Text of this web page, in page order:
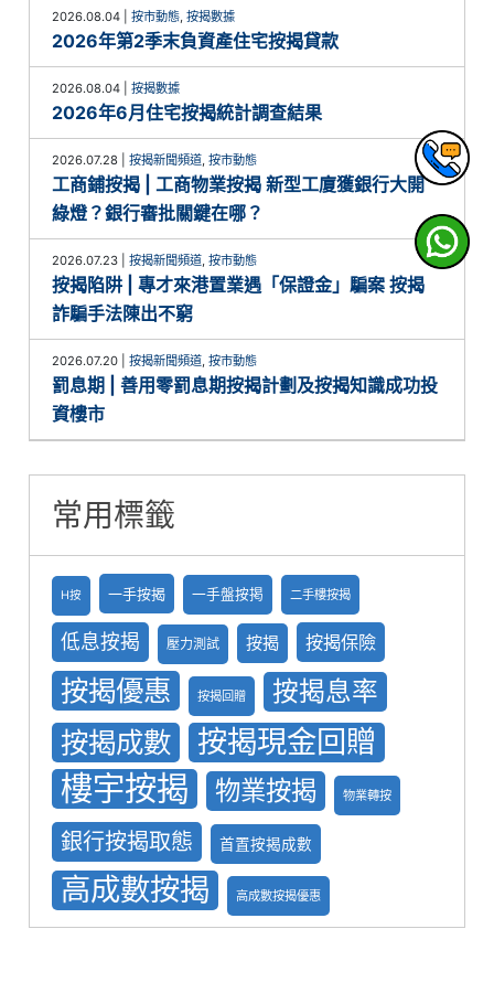
2026.08.04 |按市動態,按揭數據
2026年第2季末負資產住宅按揭貸款
2026.08.04 |按揭數據
2026年6月住宅按揭統計調查結果
2026.07.28 |按揭新聞頻道,按市動態
工商鋪按揭 | 工商物業按揭 新型工廈獲銀行大開
綠燈？銀行審批關鍵在哪？
2026.07.23 |按揭新聞頻道,按市動態
按揭陷阱 | 專才來港置業遇「保證金」騙案 按揭
詐騙手法陳出不窮
2026.07.20 |按揭新聞頻道,按市動態
罰息期 | 善用零罰息期按揭計劃及按揭知識成功投
資樓市
常用標籤
H按 一手按揭 一手盤按掲 二手樓按揭
低息按揭 壓力測試 按揭 按揭保險
按揭優惠 按揭回贈 按揭息率
按揭成數 按揭現金回贈
樓宇按揭 物業按揭 物業轉按
銀行按揭取態 首置按揭成數
高成數按揭 高成數按揭優惠